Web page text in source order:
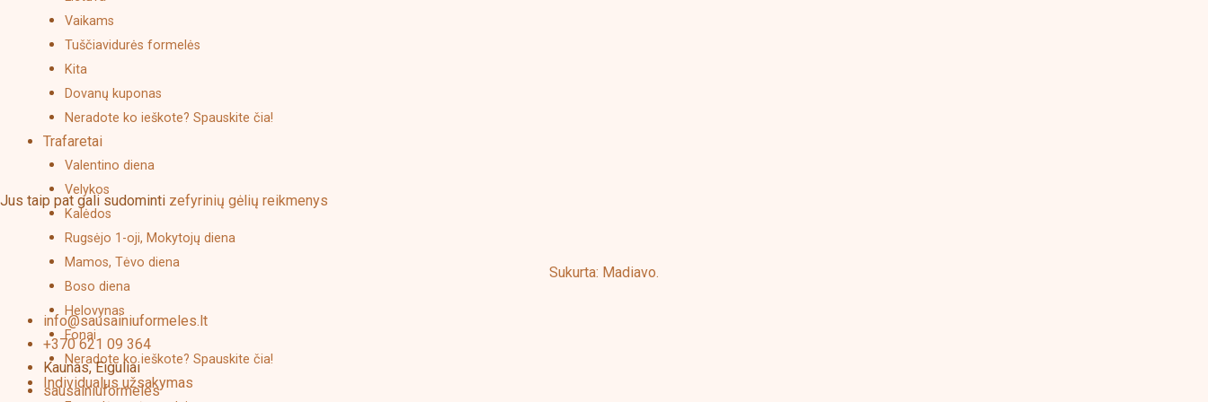
Vaikams
Tuščiavidurės formelės
Kita
Dovanų kuponas
Neradote ko ieškote? Spauskite čia!
Trafaretai
Valentino diena
Velykos
Kalėdos
Rugsėjo 1-oji, Mokytojų diena
Mamos, Tėvo diena
Boso diena
Helovynas
Fonai
Neradote ko ieškote? Spauskite čia!
Individualus užsakymas
Jus taip pat gali sudominti zefyrinių gėlių reikmenys
Sukurta: Madiavo.
info@sausainiuformeles.lt
+370 621 09 364
Kaunas, Eiguliai
sausainiuformeles